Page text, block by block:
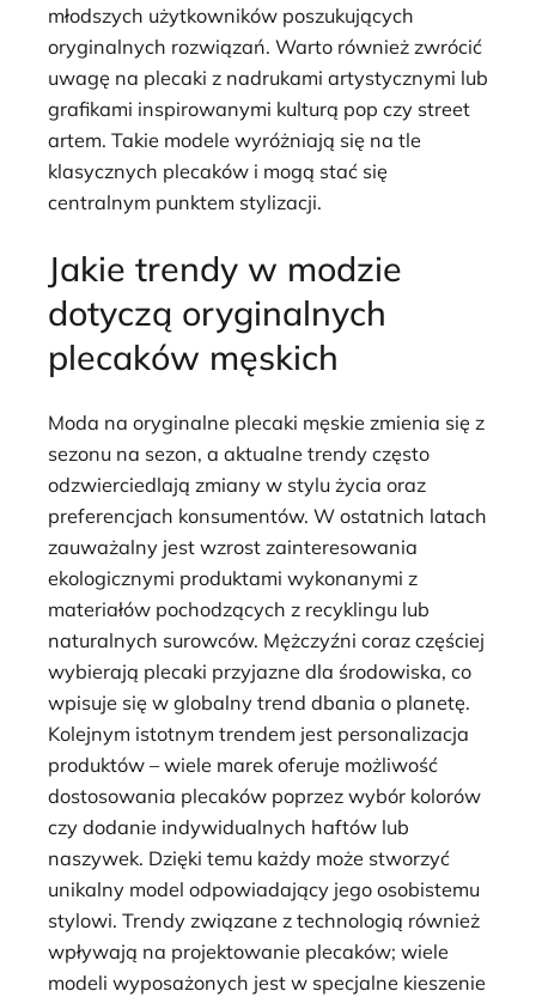
młodszych użytkowników poszukujących
oryginalnych rozwiązań. Warto również zwrócić
uwagę na plecaki z nadrukami artystycznymi lub
grafikami inspirowanymi kulturą pop czy street
artem. Takie modele wyróżniają się na tle
klasycznych plecaków i mogą stać się
centralnym punktem stylizacji.
Jakie trendy w modzie
dotyczą oryginalnych
plecaków męskich
Moda na oryginalne plecaki męskie zmienia się z
sezonu na sezon, a aktualne trendy często
odzwierciedlają zmiany w stylu życia oraz
preferencjach konsumentów. W ostatnich latach
zauważalny jest wzrost zainteresowania
ekologicznymi produktami wykonanymi z
materiałów pochodzących z recyklingu lub
naturalnych surowców. Mężczyźni coraz częściej
wybierają plecaki przyjazne dla środowiska, co
wpisuje się w globalny trend dbania o planetę.
Kolejnym istotnym trendem jest personalizacja
produktów – wiele marek oferuje możliwość
dostosowania plecaków poprzez wybór kolorów
czy dodanie indywidualnych haftów lub
naszywek. Dzięki temu każdy może stworzyć
unikalny model odpowiadający jego osobistemu
stylowi. Trendy związane z technologią również
wpływają na projektowanie plecaków; wiele
modeli wyposażonych jest w specjalne kieszenie